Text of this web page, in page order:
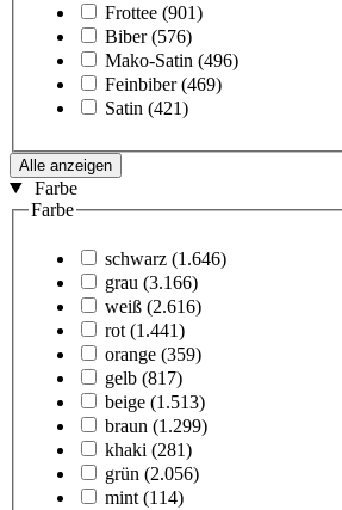
Frottee (901)
Biber (576)
Mako-Satin (496)
Feinbiber (469)
Satin (421)
Alle anzeigen
Farbe
Farbe
schwarz (1.646)
grau (3.166)
weiß (2.616)
rot (1.441)
orange (359)
gelb (817)
beige (1.513)
braun (1.299)
khaki (281)
grün (2.056)
mint (114)